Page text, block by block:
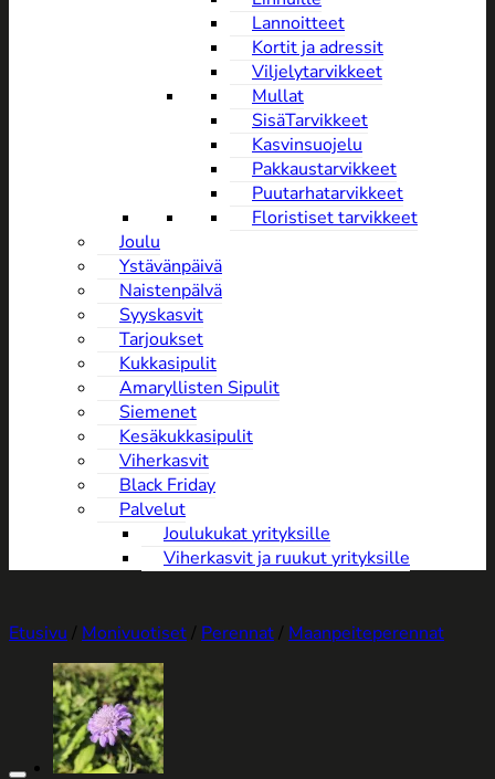
Lannoitteet
Kortit ja adressit
Viljelytarvikkeet
Mullat
SisäTarvikkeet
Kasvinsuojelu
Pakkaustarvikkeet
Puutarhatarvikkeet
Floristiset tarvikkeet
Joulu
Ystävänpäivä
NaistenpäIvä
Syyskasvit
Tarjoukset
Kukkasipulit
Amaryllisten Sipulit
Siemenet
Kesäkukkasipulit
Viherkasvit
Black Friday
Palvelut
Joulukukat yrityksille
Viherkasvit ja ruukut yrityksille
Etusivu / Monivuotiset/ Perennat/ Maanpeiteperennat